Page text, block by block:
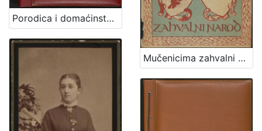
Mučenicima zahvalni narod 30.IV. 1919
Porodica i domaćinstvo 1958